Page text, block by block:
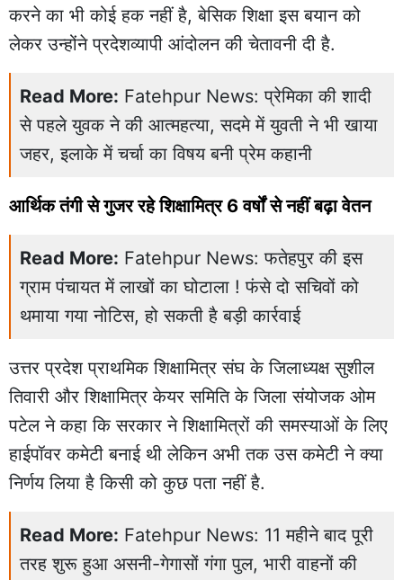
करने का भी कोई हक नहीं है, बेसिक शिक्षा इस बयान को
लेकर उन्होंने प्रदेशव्यापी आंदोलन की चेतावनी दी है.
Read More: Fatehpur News: प्रेमिका की शादी
से पहले युवक ने की आत्महत्या, सदमे में युवती ने भी खाया
जहर, इलाके में चर्चा का विषय बनी प्रेम कहानी
आर्थिक तंगी से गुजर रहे शिक्षामित्र 6 वर्षों से नहीं बढ़ा वेतन
Read More: Fatehpur News: फतेहपुर की इस
ग्राम पंचायत में लाखों का घोटाला ! फंसे दो सचिवों को
थमाया गया नोटिस, हो सकती है बड़ी कार्रवाई
उत्तर प्रदेश प्राथमिक शिक्षामित्र संघ के जिलाध्यक्ष सुशील
तिवारी और शिक्षामित्र केयर समिति के जिला संयोजक ओम
पटेल ने कहा कि सरकार ने शिक्षामित्रों की समस्याओं के लिए
हाईपॉवर कमेटी बनाई थी लेकिन अभी तक उस कमेटी ने क्या
निर्णय लिया है किसी को कुछ पता नहीं है.
Read More: Fatehpur News: 11 महीने बाद पूरी
तरह शुरू हुआ असनी-गेगासों गंगा पुल, भारी वाहनों की